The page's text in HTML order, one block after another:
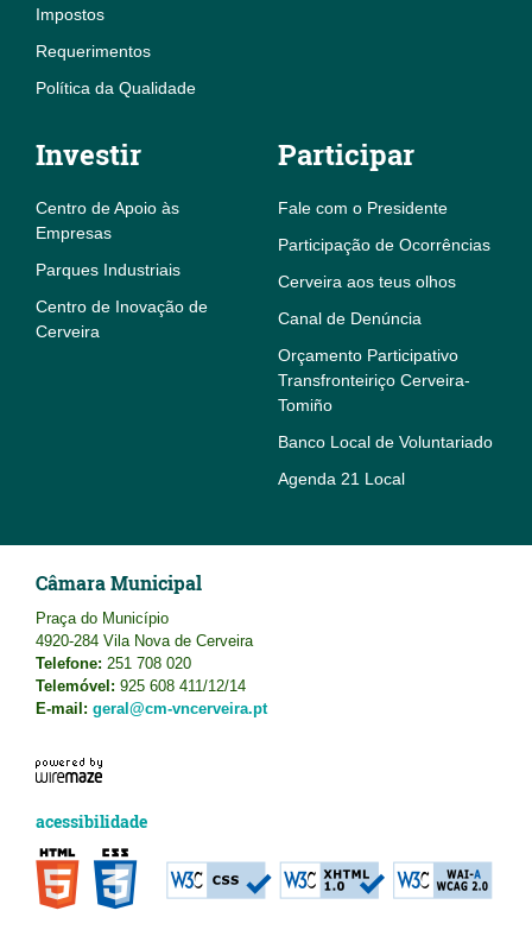
Impostos
Requerimentos
Política da Qualidade
Investir
Centro de Apoio às
Empresas
Parques Industriais
Centro de Inovação de
Cerveira
Participar
Fale com o Presidente
Participação de Ocorrências
Cerveira aos teus olhos
Canal de Denúncia
Orçamento Participativo
Transfronteiriço Cerveira-
Tomiño
Banco Local de Voluntariado
Agenda 21 Local
Câmara Municipal
Praça do Município
4920-284 Vila Nova de Cerveira
Telefone: 251 708 020
Telemóvel: 925 608 411/12/14
E-mail: geral@cm-vncerveira.pt
acessibilidade